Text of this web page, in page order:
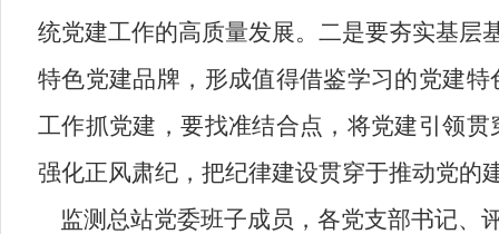
统党建工作的高质量发展。二是要夯实基层
特色党建品牌，形成值得借鉴学习的党建
工作抓党建，要找准结合点，将党建引领
强化正风肃纪，把纪律建设贯穿于推动党
监测总站党委班子成员，各党支部书记、